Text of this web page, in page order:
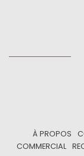
À PROPOS
COMMERCIAL